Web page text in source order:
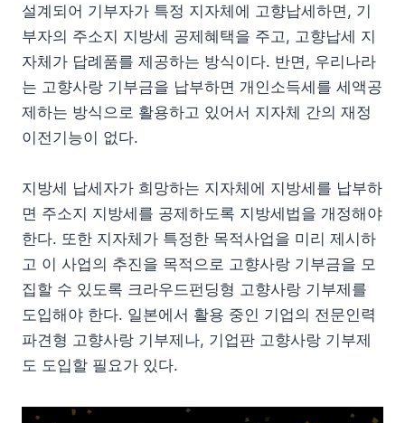
설계되어 기부자가 특정 지자체에 고향납세하면, 기
부자의 주소지 지방세 공제혜택을 주고, 고향납세 지
자체가 답례품를 제공하는 방식이다. 반면, 우리나라
는 고향사랑 기부금을 납부하면 개인소득세를 세액공
제하는 방식으로 활용하고 있어서 지자체 간의 재정
이전기능이 없다.
지방세 납세자가 희망하는 지자체에 지방세를 납부하
면 주소지 지방세를 공제하도록 지방세법을 개정해야
한다. 또한 지자체가 특정한 목적사업을 미리 제시하
고 이 사업의 추진을 목적으로 고향사랑 기부금을 모
집할 수 있도록 크라우드펀딩형 고향사랑 기부제를
도입해야 한다. 일본에서 활용 중인 기업의 전문인력
파견형 고향사랑 기부제나, 기업판 고향사랑 기부제
도 도입할 필요가 있다.